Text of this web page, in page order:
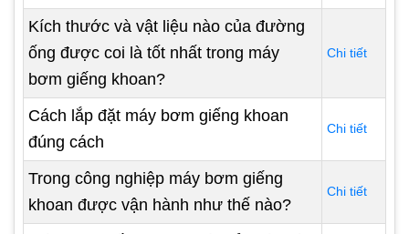
Kích thước và vật liệu nào của đường
ống được coi là tốt nhất trong máy
bơm giếng khoan?
Chi tiết
Cách lắp đặt máy bơm giếng khoan
đúng cách
Chi tiết
Trong công nghiệp máy bơm giếng
khoan được vận hành như thế nào?
Chi tiết